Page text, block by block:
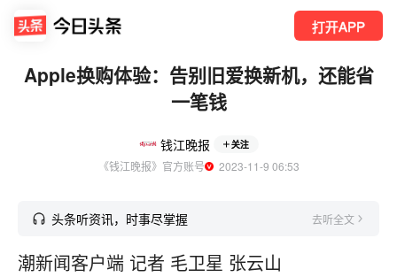
打开APP
Apple换购体验：告别旧爱换新机，还能省
一笔钱
钱江晚报 关注
《钱江晚报》官方账号
  2023-11-9 06:53
头条听资讯，时事尽掌握 去听全文
潮新闻客户端 记者 毛卫星 张云山